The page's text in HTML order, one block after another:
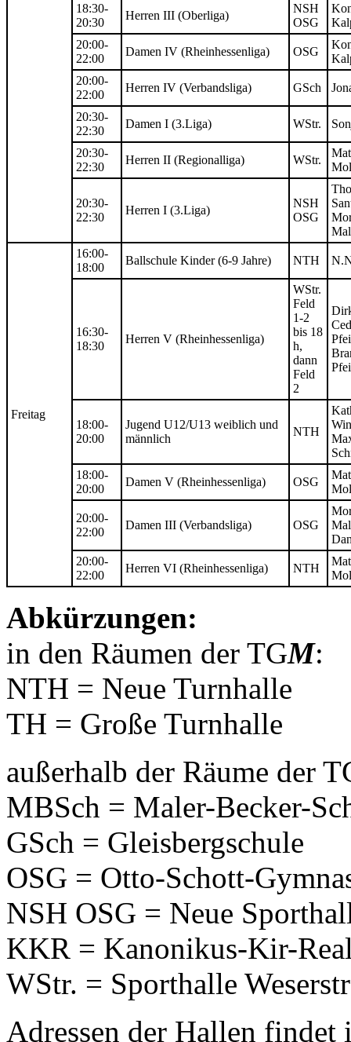
18:30-
20:30
Herren III (Oberliga)
NSH
OSG
20:00-
22:00
Damen IV (Rheinhessenliga) OSG
20:00-
22:00
Herren IV (Verbandsliga) GSch
20:30-
22:30
Damen I (3.Liga) WStr.
20:30-
22:30
Herren II (Regionalliga) WStr.
20:30-
22:30
Herren I (3.Liga)
NSH
OSG
Freitag
16:00-
18:00
Ballschule Kinder (6-9 Jahre) NTH
16:30-
18:30
Herren V (Rheinhessenliga)
WStr.
Feld
1-2
bis 18
h,
dann
Feld
2
18:00-
20:00
Jugend U12/U13 weiblich und
männlich
NTH
18:00-
20:00
Damen V (Rheinhessenliga) OSG
20:00-
22:00
Damen III (Verbandsliga) OSG
20:00-
22:00
Herren VI (Rheinhessenliga) NTH
Abkürzungen:
in den Räumen der TGM:
NTH = Neue Turnhalle
TH = Große Turnhalle
außerhalb der Räume der
MBSch = Maler-Becker-
GSch = Gleisbergschule
OSG = Otto-Schott-
NSH OSG = Neue
KKR = Kanonikus-Kir-
WStr. = Sporthalle
Adressen der Hallen